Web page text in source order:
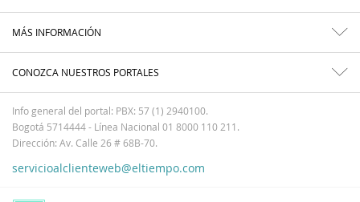
MÁS INFORMACIÓN
CONOZCA NUESTROS PORTALES
Info general del portal: PBX: 57 (1) 2940100.
Bogotá 5714444 - Línea Nacional 01 8000 110 211.
Dirección: Av. Calle 26 # 68B-70.
servicioalclienteweb@eltiempo.com